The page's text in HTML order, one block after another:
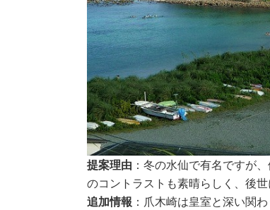
提案理由 ：冬の水仙で有名ですが
のコントラストも素晴らしく、後世
追加情報 ：爪木崎は皇室と深い関